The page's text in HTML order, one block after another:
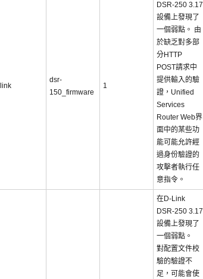
dsr-
150_firmware
1
DSR-250 3.17
設備上發現了
一個弱點。 由
於缺乏對多部
分HTTP
POST請求中
提供輸入的驗
證，Unified
Services
Router Web界
面中的某些功
能可能允許經
過身份驗證的
攻擊者執行任
意指令。
在D-Link
DSR-250 3.17
設備上發現了
一個弱點。
對配置文件校
驗的驗證不
足，可能會使